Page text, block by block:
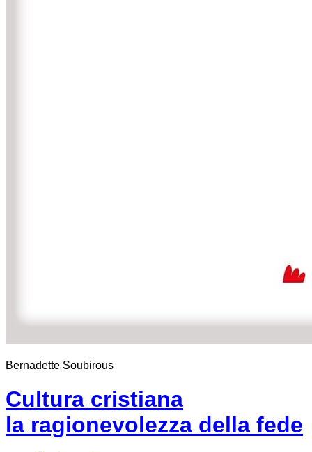
Bernadette Soubirous
Cultura cristiana
la ragionevolezza della fede